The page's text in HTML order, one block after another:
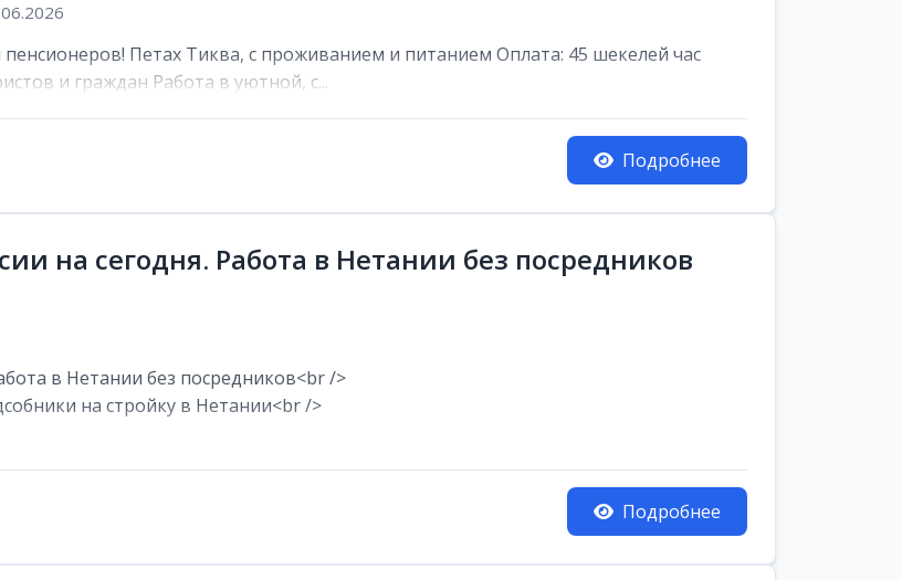
Петах Тиква, с проживанием и питанием Оплата: 45 шекелей час
и граждан Работа в уютной, с...
Подробнее
на сегодня. Работа в Нетании без посредников
в Нетании без посредников<br />
на стройку в Нетании<br />
Подробнее